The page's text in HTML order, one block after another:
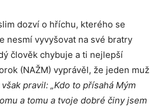
dozví o hříchu, kterého se
nesmí vyvyšovat na své bratry
člověk chybuje a ti nejlepší
(NAŽM) vyprávěl, že jeden muž
pravil: „Kdo to přísahá Mým
a tomu a tvoje dobré činy jsem